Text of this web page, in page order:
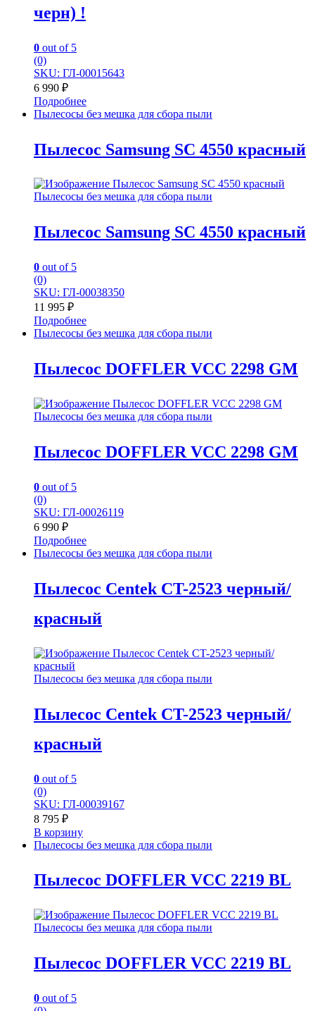
черн) !
0 out of 5
(0)
SKU: ГЛ-00015643
6 990 ₽
Подробнее
Пылесосы без мешка для сбора пыли
Пылесос Samsung SC 4550 красный
Пылесосы без мешка для сбора пыли
Пылесос Samsung SC 4550 красный
0 out of 5
(0)
SKU: ГЛ-00038350
11 995 ₽
Подробнее
Пылесосы без мешка для сбора пыли
Пылесос DOFFLER VCC 2298 GM
Пылесосы без мешка для сбора пыли
Пылесос DOFFLER VCC 2298 GM
0 out of 5
(0)
SKU: ГЛ-00026119
6 990 ₽
Подробнее
Пылесосы без мешка для сбора пыли
Пылесос Centek CT-2523 черный/
красный
Пылесосы без мешка для сбора пыли
Пылесос Centek CT-2523 черный/
красный
0 out of 5
(0)
SKU: ГЛ-00039167
8 795 ₽
В корзину
Пылесосы без мешка для сбора пыли
Пылесос DOFFLER VCC 2219 BL
Пылесосы без мешка для сбора пыли
Пылесос DOFFLER VCC 2219 BL
0 out of 5